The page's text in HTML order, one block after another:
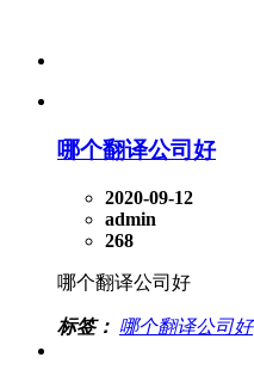
哪个翻译公司好
2020-09-12
admin
268
哪个翻译公司好
标签： 哪个翻译公司好